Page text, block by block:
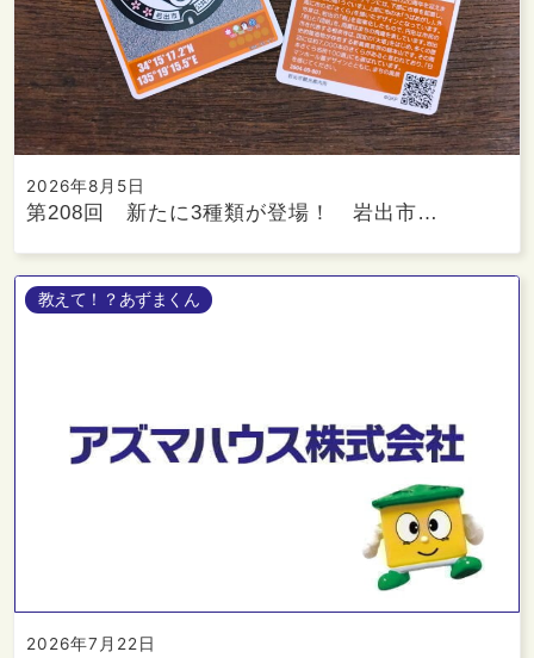
2026年8月5日
第208回 新たに3種類が登場！ 岩出市…
教えて！？あずまくん
2026年7月22日